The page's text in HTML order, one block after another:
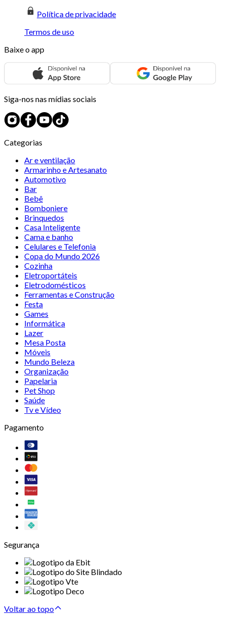
Política de privacidade
Termos de uso
Baixe o app
Siga-nos nas mídias sociais
Categorias
Ar e ventilação
Armarinho e Artesanato
Automotivo
Bar
Bebê
Bomboniere
Brinquedos
Casa Inteligente
Cama e banho
Celulares e Telefonia
Copa do Mundo 2026
Cozinha
Eletroportáteis
Eletrodomésticos
Ferramentas e Construção
Festa
Games
Informática
Lazer
Mesa Posta
Móveis
Mundo Beleza
Organização
Papelaria
Pet Shop
Saúde
Tv e Vídeo
Pagamento
Segurança
Voltar ao topo